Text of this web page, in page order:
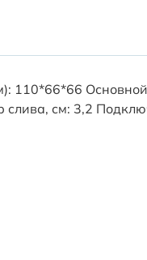
110*66*66
см: 3,2